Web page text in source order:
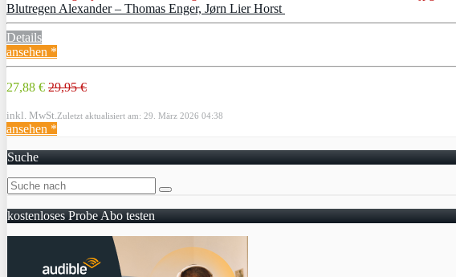
Blutregen Alexander – Thomas Enger, Jørn Lier Horst
Details
ansehen *
27,88 € 29,95 €
inkl. MwSt. Zuletzt aktualisiert am: 29. März 2026 04:38
ansehen *
Suche
kostenloses Probe Abo testen